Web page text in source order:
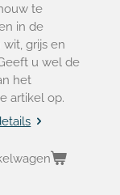
te
in de
grijs en
u wel de
het
artikel op.